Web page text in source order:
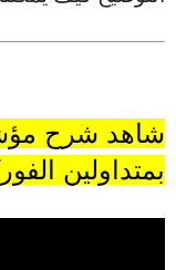
شاهد شرح
بمتداولين